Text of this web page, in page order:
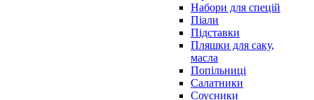
Набори для спецій
Піали
Підставки
Пляшки для саку,
масла
Попільниці
Салатники
Соусники